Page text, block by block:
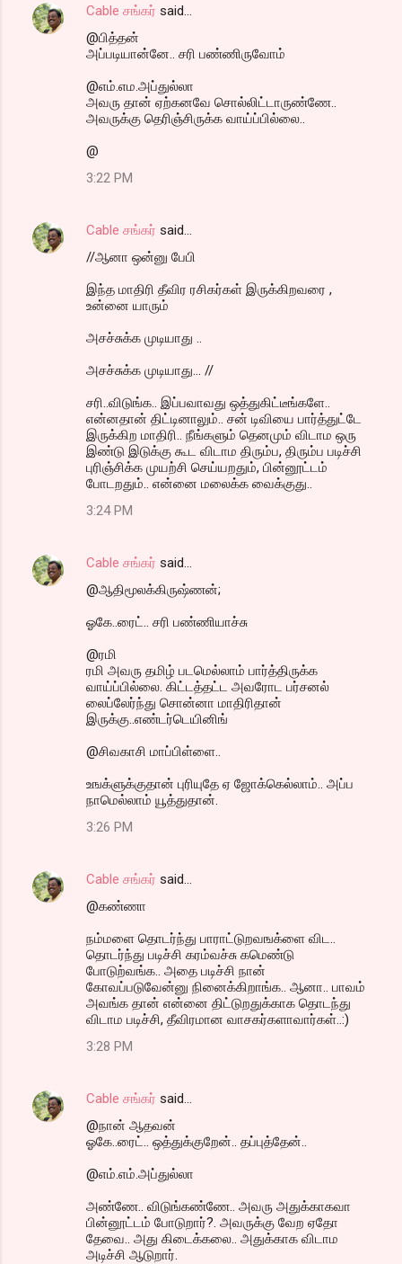
Cable சங்கர் said…
@பித்தன்
அப்படியான்னே.. சரி பண்ணிருவோம்
@எம்.எம.அப்துல்லா
அவரு தான் ஏற்கனவே சொல்லிட்டாருண்ணே..
அவருக்கு தெரிஞ்சிருக்க வாய்ப்பில்லை..
@
3:22 PM
Cable சங்கர் said…
//ஆனா ஒன்னு பேபி
இந்த மாதிரி தீவிர ரசிகர்கள் இருக்கிறவரை ,
உன்னை யாரும்
அசச்சுக்க முடியாது ..
அசச்சுக்க முடியாது... //
சரி..விடுங்க.. இப்பவாவது ஒத்துகிட்டீங்களே..
என்னதான் திட்டினாலும்.. சன் டிவியை பார்த்துட்டே
இருக்கிற மாதிரி.. நீங்களும் தெனமும் விடாம ஒரு
இண்டு இடுக்கு கூட விடாம திரும்ப, திரும்ப படிச்சி
புரிஞ்சிக்க முயற்சி செய்யறதும், பின்னூட்டம்
போடறதும்.. என்னை மலைக்க வைக்குது..
3:24 PM
Cable சங்கர் said…
@ஆதிமூலக்கிருஷ்ணன்;
ஓகே..ரைட்.. சரி பண்ணியாச்சு
@ரமி
ரமி அவரு தமிழ் படமெல்லாம் பார்த்திருக்க
வாய்ப்பில்லை. கிட்டத்தட்ட அவரோட பர்சனல்
லைப்லேர்ந்து சொன்னா மாதிரிதான்
இருக்கு..எண்டர்டெயினிங்
@சிவகாசி மாப்பிள்ளை..
உஙக்ளுக்குதான் புரியுதே ஏ ஜோக்கெல்லாம்.. அப்ப
நாமெல்லாம் யூத்துதான்.
3:26 PM
Cable சங்கர் said…
@கண்ணா
நம்மளை தொடர்ந்து பாராட்டுறவஙக்ளை விட..
தொடர்ந்து படிச்சி கரம்வச்சு கமெண்டு
போடுற்வங்க.. அதை படிச்சி நான்
கோவப்படுவேன்னு நினைக்கிறாங்க.. ஆனா.. பாவம்
அவங்க தான் என்னை திட்டுறதுக்காக தொடந்து
விடாம படிச்சி, தீவிரமான வாசகர்களாவார்கள்..:)
3:28 PM
Cable சங்கர் said…
@நான் ஆதவன்
ஓகே..ரைட்.. ஒத்துக்குறேன்.. தப்புத்தேன்..
@எம்.எம்.அப்துல்லா
அண்ணே.. விடுங்கண்ணே.. அவரு அதுக்காகவா
பின்னூட்டம் போடுறார்?. அவருக்கு வேற ஏதோ
தேவை.. அது கிடைக்கலை.. அதுக்காக விடாம
அடிச்சி ஆடுறார்.